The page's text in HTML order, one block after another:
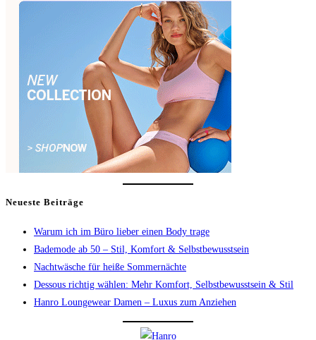
Neueste Beiträge
Warum ich im Büro lieber einen Body trage
Bademode ab 50 – Stil, Komfort & Selbstbewusstsein
Nachtwäsche für heiße Sommernächte
Dessous richtig wählen: Mehr Komfort, Selbstbewusstsein & Stil
Hanro Loungewear Damen – Luxus zum Anziehen